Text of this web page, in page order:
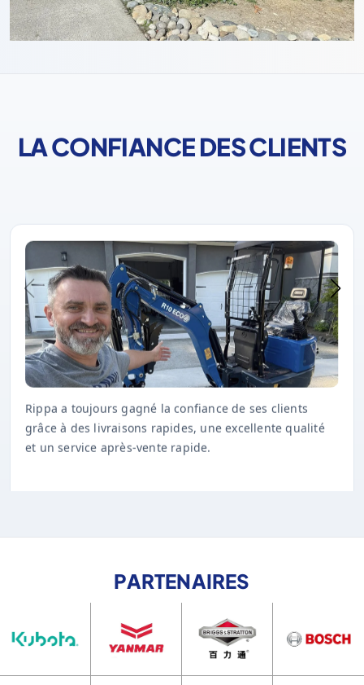
LA CONFIANCE DES CLIENTS
Rippa a toujours gagné la confiance de ses clients
grâce à des livraisons rapides, une excellente qualité
et un service après-vente rapide.
PARTENAIRES